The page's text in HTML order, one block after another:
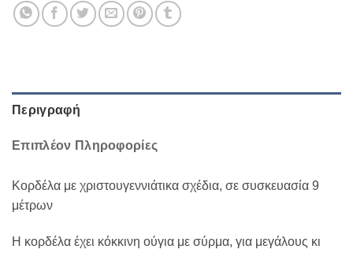
Περιγραφή
Επιπλέον Πληροφορίες
Κορδέλα με χριστουγεννιάτικα σχέδια, σε συσκευασία 9
μέτρων
Η κορδέλα έχει κόκκινη ούγια με σύρμα, για μεγάλους κι